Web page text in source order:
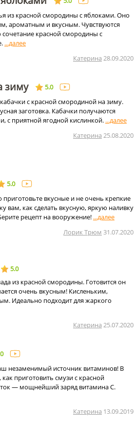
из красной смородины с яблоками. Оно
ароматным и вкусным. Чувствуются
сочетание красной смородины с
Катерина 28.09.2020
зиму
5.0
с красной смородиной на зиму.
заготовка. Кабачки получаются
с приятной ягодной кислинкой.
Катерина 25.08.2020
5.0
приготовьте вкусные и не очень крепкие
вам, как сделать вкусную, яркую наливку
рецепт на вооружение!
Лорик Трюм 31.07.2020
5.0
из красной смородины. Готовится он
очень вкусным! Кисленьким,
Идеально подходит для жаркого
Катерина 25.07.2020
незаменимый источник витаминов! В
приготовить смузи с красной
— мощнейший заряд витамина C.
Катерина 13.09.2019